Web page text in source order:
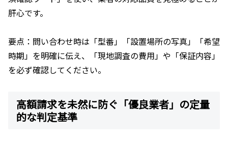
肝心です。
要点：問い合わせ時は「型番」「設置場所の写真」「希望
時期」を明確に伝え、「現地調査の費用」や「保証内容」
を必ず確認してください。
高額請求を未然に防ぐ「優良業者」の定量
的な判定基準